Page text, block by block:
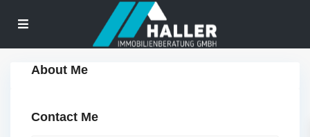
About Me
Contact Me